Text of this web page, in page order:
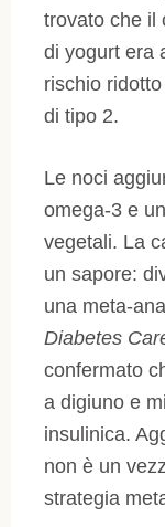
trovato che il
di yogurt era
rischio
di tipo 2.
Le noci
omega-3 e
vegetali. La
un sapore:
una meta-
Diabetes
confermato
a digiuno e
insulinica.
non è un
strategia